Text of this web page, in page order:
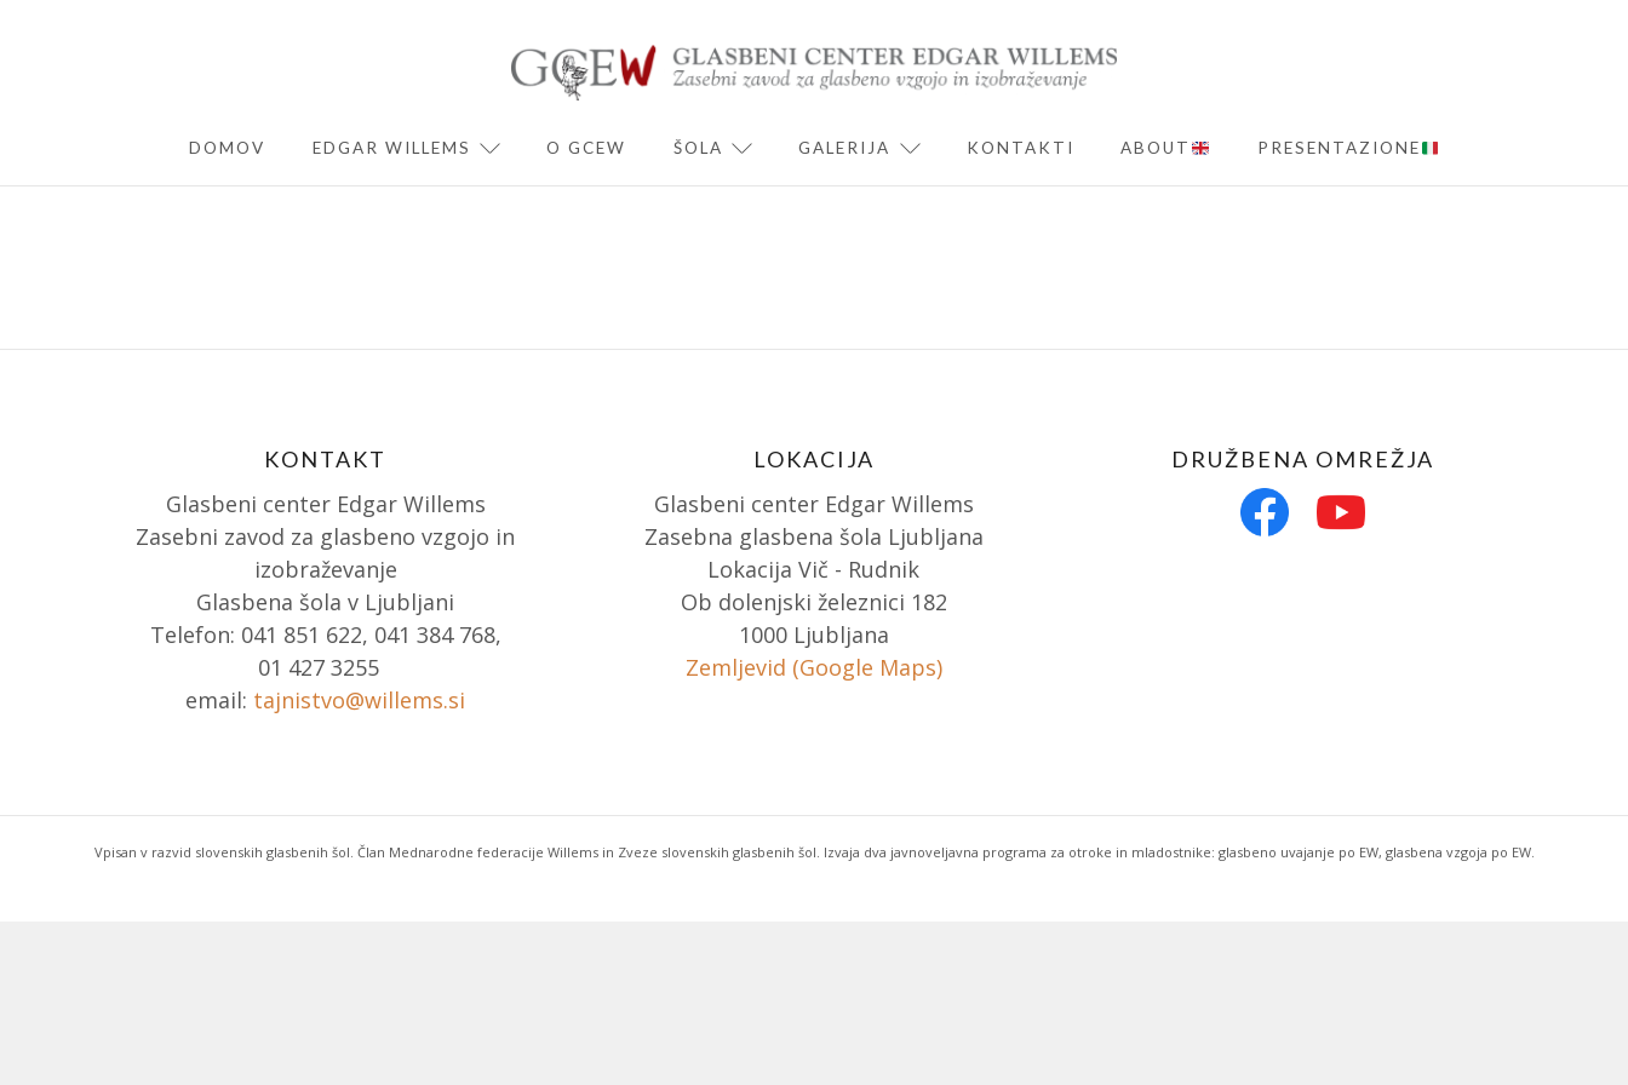
DOMOV EDGAR WILLEMS EXPAND CHILD MENU
O GCEW ŠOLA EXPAND CHILD MENU
GALERIJA EXPAND CHILD MENU
KONTAKTI ABOUT PRESENTAZIONE
KONTAKT
Glasbeni center Edgar Willems
Zasebni zavod za glasbeno vzgojo in
izobraževanje
Glasbena šola v Ljubljani
Telefon: 041 851 622, 041 384 768,
01 427 3255
email: tajnistvo@willems.si
LOKACIJA
Glasbeni center Edgar Willems
Zasebna glasbena šola Ljubljana
Lokacija Vič - Rudnik
Ob dolenjski železnici 182
1000 Ljubljana
Zemljevid (Google Maps)
DRUŽBENA OMREŽJA
Vpisan v razvid slovenskih glasbenih šol. Član Mednarodne federacije Willems in Zveze slovenskih glasbenih šol. Izvaja dva javnoveljavna programa za otroke in mladostnike: glasbeno uvajanje po EW, glasbena vzgoja po EW.